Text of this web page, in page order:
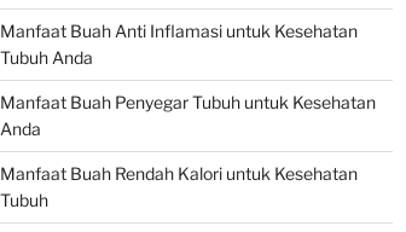
Manfaat Buah Anti Inflamasi untuk Kesehatan
Tubuh Anda
Manfaat Buah Penyegar Tubuh untuk Kesehatan
Anda
Manfaat Buah Rendah Kalori untuk Kesehatan
Tubuh